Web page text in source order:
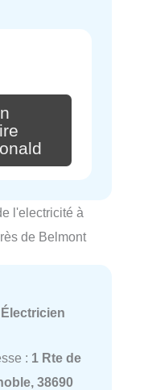
l'electricité à
de Belmont
Électricien
: 1 Rte de
38690